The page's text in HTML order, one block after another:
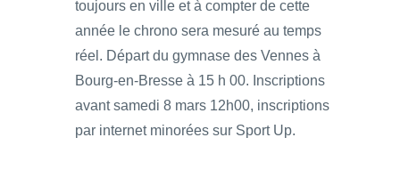
toujours en ville et à compter de cette
année le chrono sera mesuré au temps
réel. Départ du gymnase des Vennes à
Bourg-en-Bresse à 15 h 00. Inscriptions
avant samedi 8 mars 12h00, inscriptions
par internet minorées sur Sport Up.